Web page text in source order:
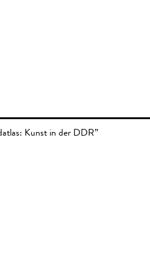
Kunst in der DDR”